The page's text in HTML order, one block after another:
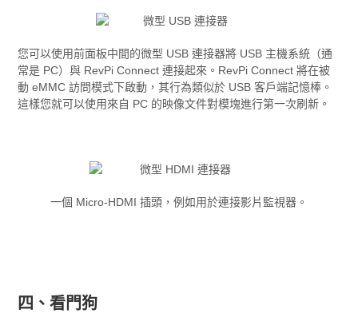
您可以使用前面板中間的微型 USB 連接器將 USB 主機系統（通
常是 PC）與 RevPi Connect 連接起來。RevPi Connect 將在被
動 eMMC 訪問模式下啟動，其行為類似於 USB 客戶端記憶棒。
這樣您就可以使用來自 PC 的映像文件對模塊進行第一次刷新。
一個 Micro-HDMI 插頭，例如用於連接影片監視器。
四、看門狗